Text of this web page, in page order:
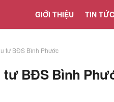
GIỚI THIỆU TIN TỨC
tư BĐS Bình Phước
tư BĐS Bình